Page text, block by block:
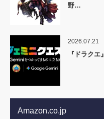
野…
2026.07.21
『ドラク
Amazon.co.jp